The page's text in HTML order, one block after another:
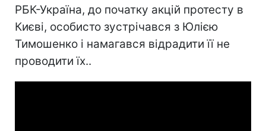
РБК-Україна, до початку акцій протесту в
Києві, особисто зустрічався з Юлією
Тимошенко і намагався відрадити її не
проводити їх..